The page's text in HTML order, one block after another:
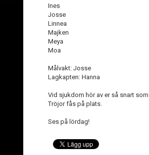
Ines
Josse
Linnea
Majken
Meya
Moa
Målvakt: Josse
Lagkapten: Hanna
Vid sjukdom hör av er så snart
Tröjor fås på plats.
Ses på lördag!